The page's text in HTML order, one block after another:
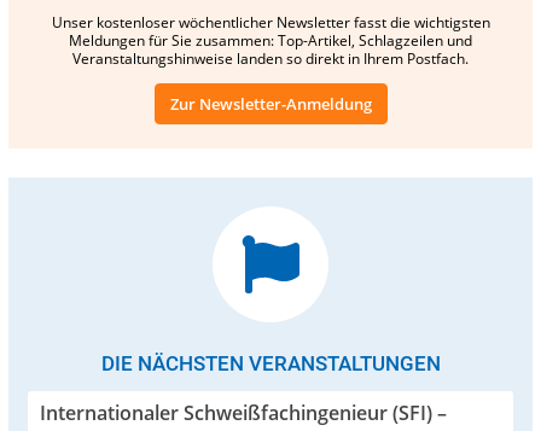
Unser kostenloser wöchentlicher Newsletter fasst die wichtigsten
Meldungen für Sie zusammen: Top-Artikel, Schlagzeilen und
Veranstaltungshinweise landen so direkt in Ihrem Postfach.
Zur Newsletter-Anmeldung
DIE NÄCHSTEN VERANSTALTUNGEN
Internationaler Schweißfachingenieur (SFI) –